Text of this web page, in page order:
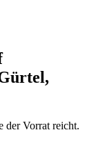
der Vorrat reicht.